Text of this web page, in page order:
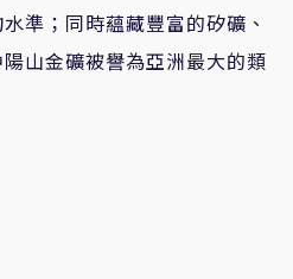
準；同時蘊藏豐富的矽礦、
山金礦被譽為亞洲最大的類